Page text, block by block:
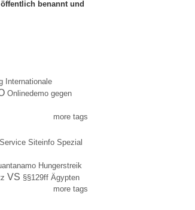
benannt und
Internationale
Onlinedemo gegen
more tags
Service Siteinfo Spezial
Hungerstreik
VS §§129ff Ägypten
more tags